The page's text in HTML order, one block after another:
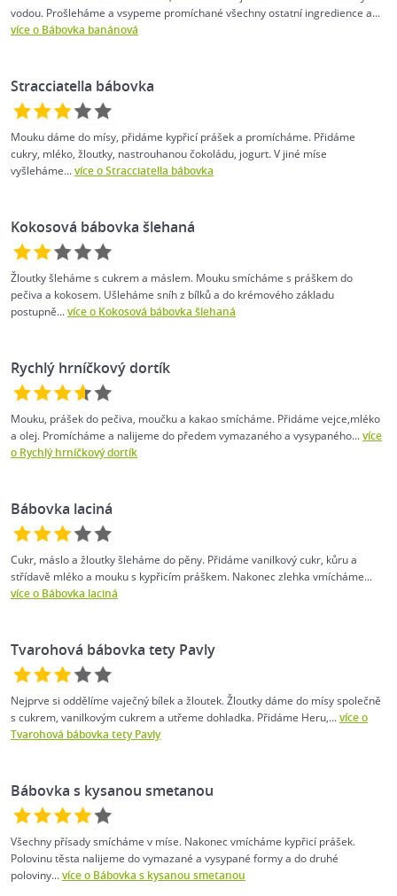
vodou. Prošleháme a vsypeme promíchané všechny ostatní ingredience a...
více o Bábovka banánová
Stracciatella bábovka
Mouku dáme do mísy, přidáme kypřicí prášek a promícháme. Přidáme
cukry, mléko, žloutky, nastrouhanou čokoládu, jogurt. V jiné míse
vyšleháme...více o Stracciatella bábovka
Kokosová bábovka šlehaná
Žloutky šleháme s cukrem a máslem. Mouku smícháme s práškem do
pečiva a kokosem. Ušleháme sníh z bílků a do krémového základu
postupně...více o Kokosová bábovka šlehaná
Rychlý hrníčkový dortík
Mouku, prášek do pečiva, moučku a kakao smícháme. Přidáme vejce,mléko
a olej. Promícháme a nalijeme do předem vymazaného a vysypaného...více
o Rychlý hrníčkový dortík
Bábovka laciná
Cukr, máslo a žloutky šleháme do pěny. Přidáme vanilkový cukr, kůru a
střídavě mléko a mouku s kypřicím práškem. Nakonec zlehka vmícháme...
více o Bábovka laciná
Tvarohová bábovka tety Pavly
Nejprve si oddělíme vaječný bílek a žloutek. Žloutky dáme do mísy společně
s cukrem, vanilkovým cukrem a utřeme dohladka. Přidáme Heru,...více o
Tvarohová bábovka tety Pavly
Bábovka s kysanou smetanou
Všechny přísady smícháme v míse. Nakonec vmícháme kypřicí prášek.
Polovinu těsta nalijeme do vymazané a vysypané formy a do druhé
poloviny...více o Bábovka s kysanou smetanou